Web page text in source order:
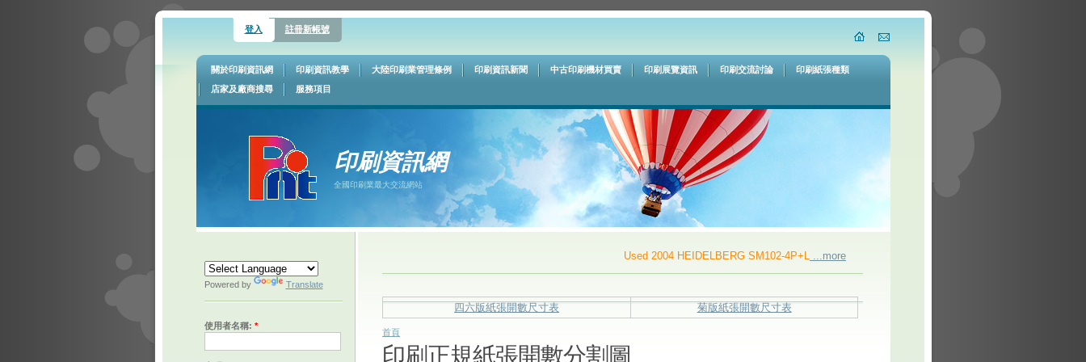
登入 註冊新帳號
關於印刷資訊網 印刷資訊教學 大陸印刷業管理條例 印刷資訊新聞 中古印刷機材買賣 印刷展覽資訊 印刷交流討論
印刷紙張種類
店家及廠商搜尋
服務項目
印刷資訊網
全國印刷業最大交流網站
Powered by Translate
使用者名稱: *
Used 2004 HEIDELBERG SM102-4P+L...more Used 2006 HEIDELBERG PM GTO52-4 DDS
四六版紙張開數尺寸表 菊版紙張開數尺寸表
首頁
印刷正規紙張開數分割圖